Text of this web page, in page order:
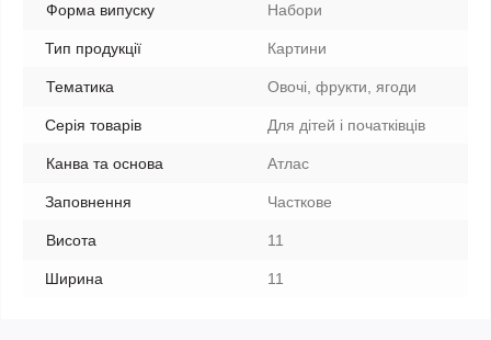
Форма випуску Набори
Тип продукції Картини
Тематика Овочі, фрукти, ягоди
Серія товарів Для дітей і початківців
Канва та основа Атлас
Заповнення Часткове
Висота 11
Ширина 11